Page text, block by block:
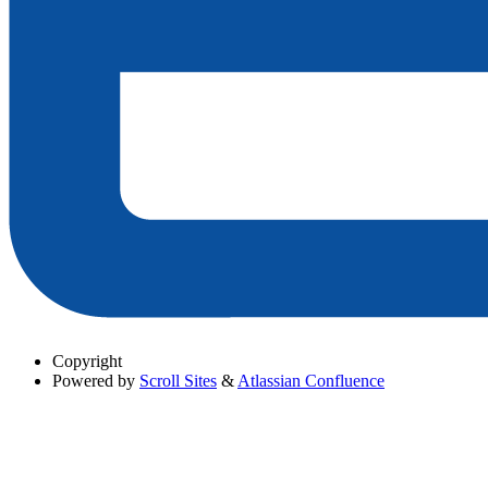
Copyright
Powered by Scroll Sites & Atlassian Confluence